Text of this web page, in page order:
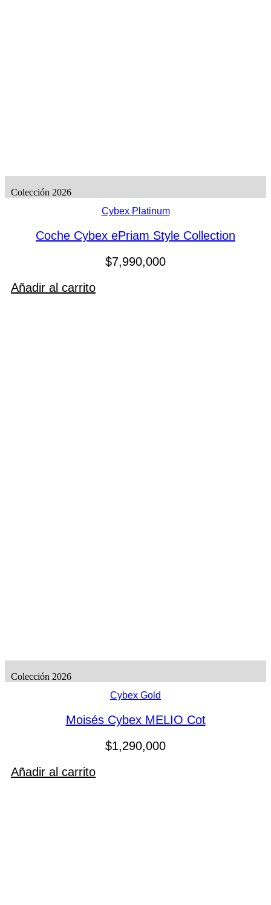
Colección 2026
Cybex Platinum
Coche Cybex ePriam Style Collection
$7,990,000
Añadir al carrito
Colección 2026
Cybex Gold
Moisés Cybex MELIO Cot
$1,290,000
Añadir al carrito